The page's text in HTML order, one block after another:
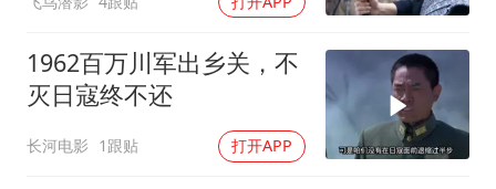
奋进开新局 实干挑大梁
1962百万川军出乡关，不
灭日寇终不还
长河电影 1跟贴 打开APP